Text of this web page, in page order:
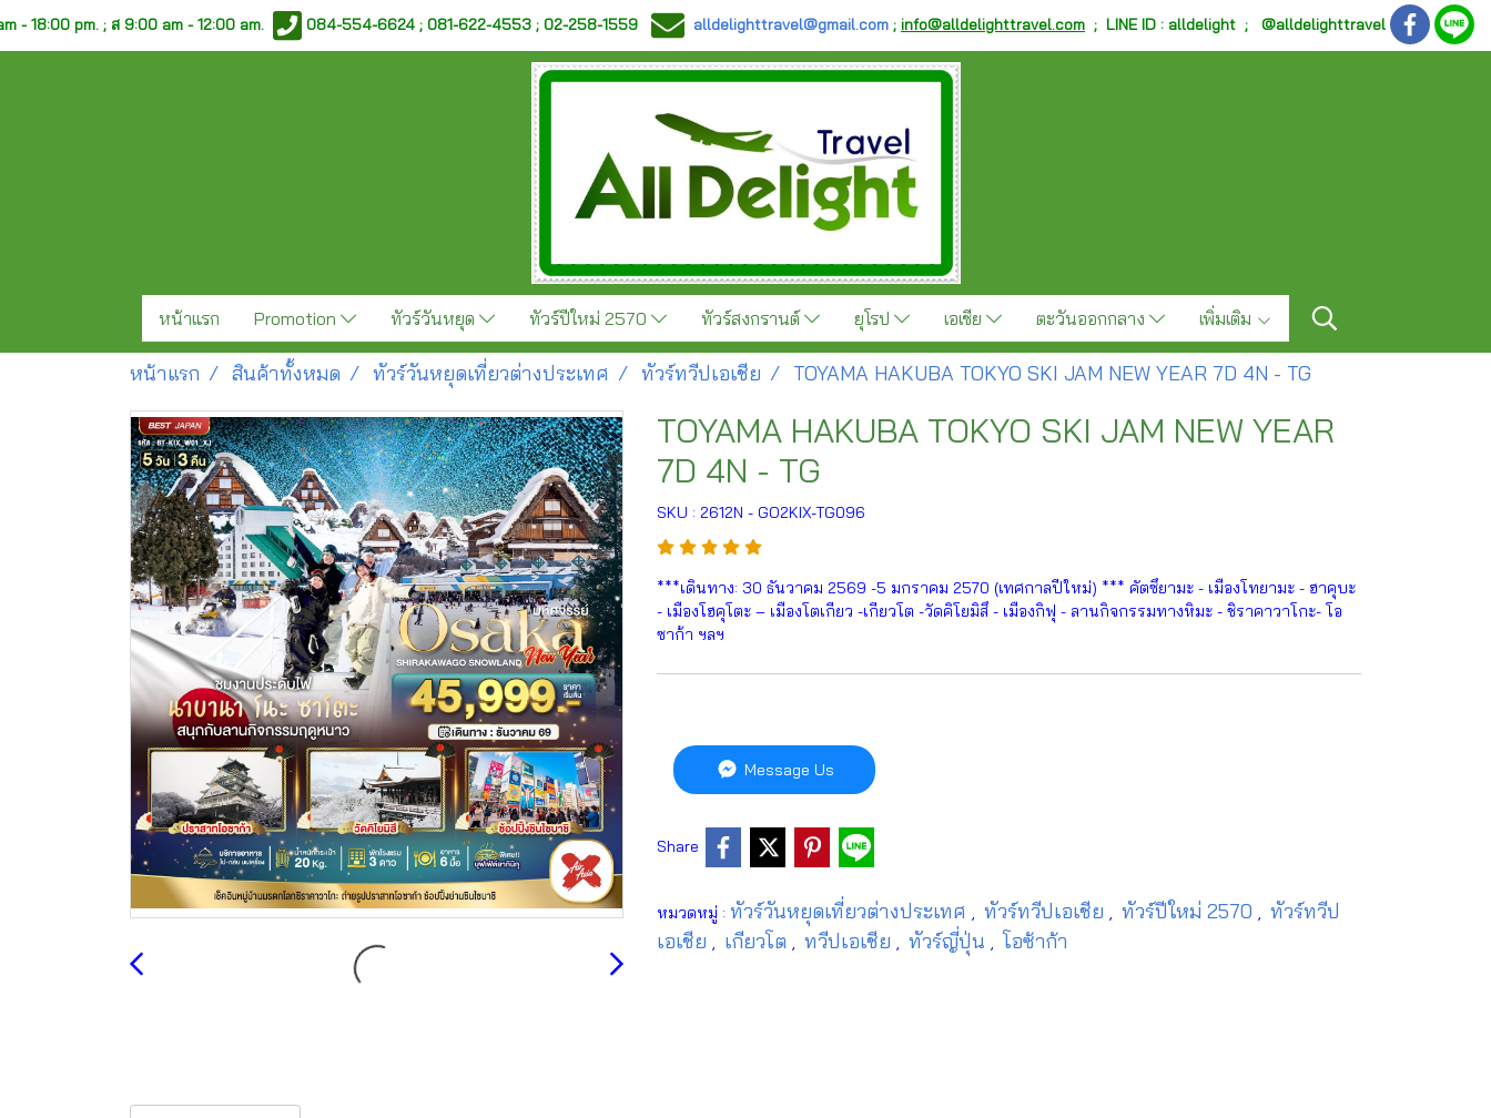
- 18:00 pm. ;ส 9:00 am - 12:00 am. 084-554-6624 ; 081-622-4553 ; 02-258-1559 alldelighttravel@gmail.com ; info@alldelighttravel.com ; LINE ID : alldelight ; @alldelighttravel
หน้าแรก Promotion ทัวร์วันหยุด ทัวร์ปีใหม่ 2570 ทัวร์สงกรานต์ ยุโรป เอเชีย ตะวันออกกลาง เพิ่มเติม
หน้าแรก สินค้าทั้งหมด ทัวร์วันหยุดเที่ยวต่างประเทศ ทัวร์ทวีปเอเชีย TOYAMA HAKUBA TOKYO SKI JAM NEW YEAR 7D 4N - TG
TOYAMA HAKUBA TOKYO SKI JAM NEW YEAR
7D 4N - TG
SKU : 2612N - GO2KIX-TG096
***เดินทาง: 30 ธันวาคม 2569 -5 มกราคม 2570 (เทศกาลปีใหม่) *** คัตซึยามะ - เมืองโทยามะ - ฮาคุบะ
- เมืองโฮคุโตะ – เมืองโตเกียว -เกียวโต -วัดคิโยมิสึ - เมืองกิฟุ - ลานกิจกรรมทางหิมะ - ชิราคาวาโกะ- โอ
ซาก้า ฯลฯ
Message Us
Share
หมวดหมู่ : ทัวร์วันหยุดเที่ยวต่างประเทศ ทัวร์ทวีปเอเชีย ทัวร์ปีใหม่ 2570
ทัวร์ทวีป
เอเชีย
เกียวโต ทวีปเอเชีย ทัวร์ญี่ปุ่น โอซ้าก้า